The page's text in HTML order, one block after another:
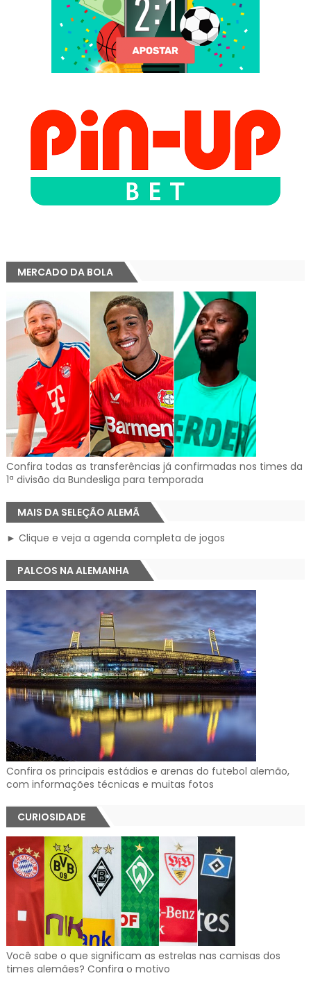
MERCADO DA BOLA
Confira todas as transferências já confirmadas nos times da
1ª divisão da Bundesliga para temporada
MAIS DA SELEÇÃO ALEMÃ
► Clique e veja a agenda completa de jogos
PALCOS NA ALEMANHA
Confira os principais estádios e arenas do futebol alemão,
com informações técnicas e muitas fotos
CURIOSIDADE
Você sabe o que significam as estrelas nas camisas dos
times alemães? Confira o motivo